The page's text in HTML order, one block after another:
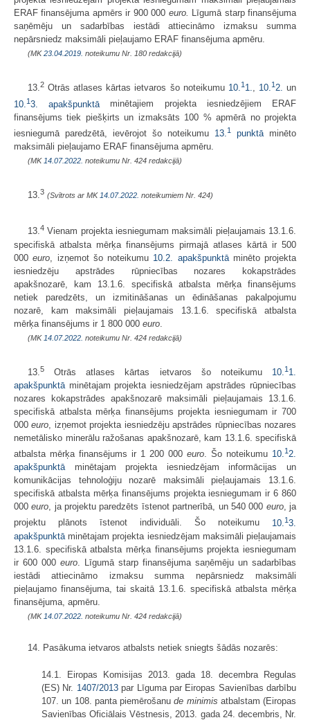
ERAF finansējuma apmērs ir 900 000 euro. Līgumā starp finansējuma
saņēmēju un sadarbības iestādi attiecināmo izmaksu summa
nepārsniedz maksimāli pieļaujamo ERAF finansējuma apmēru.
(MK23.04.2019. noteikumu Nr. 180 redakcijā)
13.2 Otrās atlases kārtas ietvaros šo noteikumu 10.11., 10.12. un
10. 13. apakšpunktā minētajiem projekta iesniedzējiem ERAF
finansējums tiek piešķirts un izmaksāts 100 % apmērā no projekta
iesniegumā paredzētā, ievērojot šo noteikumu 13.1 punktāminēto
maksimāli pieļaujamo ERAF finansējuma apmēru.
(MK 14.07.2022. noteikumu Nr. 424 redakcijā)
13.3 (Svītrots ar MK 14.07.2022. noteikumiem Nr. 424)
13.4 Vienam projekta iesniegumam maksimāli pieļaujamais 13.1.6.
specifiskā atbalsta mērķa finansējums pirmajā atlases kārtā ir 500
000euro , izņemot šo noteikumu 10.2. apakšpunktāminēto projekta
iesniedzēju apstrādes rūpniecības nozares kokapstrādes
apakšnozarē, kam 13.1.6. specifiskā atbalsta mērķa finansējums
netiek paredzēts, un izmitināšanas un ēdināšanas pakalpojumu
nozarē, kam maksimāli pieļaujamais 13.1.6. specifiskā atbalsta
mērķa finansējums ir 1 800 000 euro
(MK 14.07.2022. noteikumu Nr. 424 redakcijā)
13.5 Otrās atlases kārtas ietvaros šo noteikumu 10.1 1.
apakšpunktāminētajam projekta iesniedzējam apstrādes rūpniecības
nozares kokapstrādes apakšnozarē maksimāli pieļaujamais 13.1.6.
specifiskā atbalsta mērķa finansējums projekta iesniegumam ir 700
000euro, izņemot projekta iesniedzēju apstrādes rūpniecības nozares
nemetālisko minerālu ražošanas apakšnozarē, kam 13.1.6. specifiskā
atbalsta mērķa finansējums ir 1 200 000 euro. Šo noteikumu 10.12.
apakšpunktāminētajam projekta iesniedzējam informācijas un
komunikācijas tehnoloģiju nozarē maksimāli pieļaujamais 13.1.6.
specifiskā atbalsta mērķa finansējums projekta iesniegumam ir 6 860
000euro, ja projektu paredzēts īstenot partnerībā, un 540 000 euro, ja
projektu plānots īstenot individuāli. Šo noteikumu 10. 13.
apakšpunktā minētajam projekta iesniedzējam maksimāli pieļaujamais
13.1.6. specifiskā atbalsta mērķa finansējums projekta iesniegumam
ir 600 000 euro . Līgumā starp finansējuma saņēmēju un sadarbības
iestādi attiecināmo izmaksu summa nepārsniedz maksimāli
pieļaujamo finansējuma, tai skaitā 13.1.6. specifiskā atbalsta mērķa
finansējuma, apmēru.
(MK 14.07.2022. noteikumu Nr. 424 redakcijā)
14. Pasākuma ietvaros atbalsts netiek sniegts šādās nozarēs:
14.1. Eiropas Komisijas 2013. gada 18. decembra Regulas
(ES) Nr. 1407/2013par Līguma par Eiropas Savienības darbību
107. un 108. panta piemērošanude minimis atbalstam (Eiropas
Savienības Oficiālais Vēstnesis, 2013. gada 24. decembris, Nr.